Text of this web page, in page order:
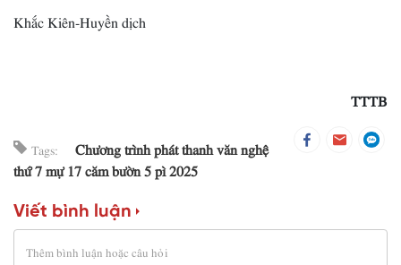
Khắc Kiên-Huyền dịch
TTTB
Tags:
Chương trình phát thanh văn nghệ
thứ 7 mự 17 căm bườn 5 pì 2025
Viết bình luận